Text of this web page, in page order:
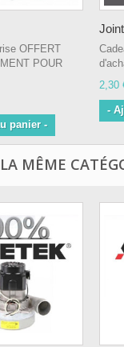
OFFERT
POUR
panier -
2,30
-
MÊME